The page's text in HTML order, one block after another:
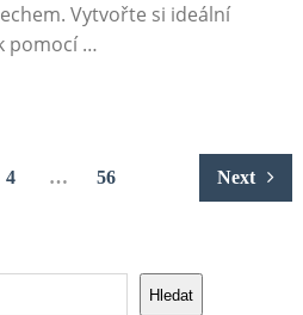
Vytvořte si ideální
pomocí …
4 … 56 Next
Hledat